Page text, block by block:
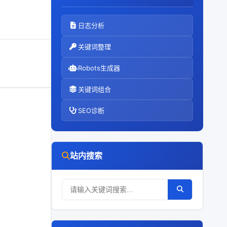
日志分析
关键词整理
Robots生成器
关键词组合
SEO诊断
站内搜索